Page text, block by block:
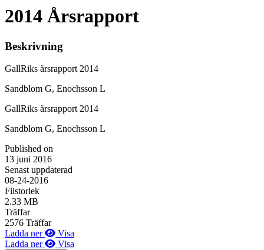
2014 Årsrapport
Beskrivning
GallRiks årsrapport 2014
Sandblom G, Enochsson L
GallRiks årsrapport 2014
Sandblom G, Enochsson L
Published on
13 juni 2016
Senast uppdaterad
08-24-2016
Filstorlek
2.33 MB
Träffar
2576 Träffar
Ladda ner
Visa
Ladda ner
Visa